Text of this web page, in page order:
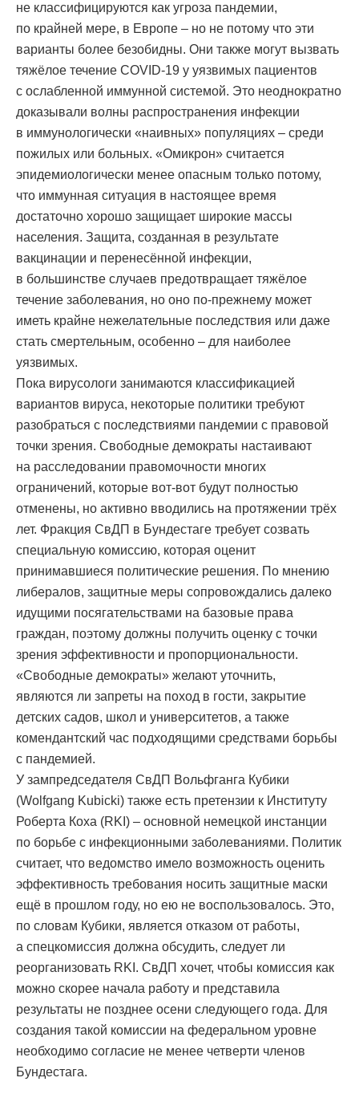
не классифицируются как угроза пандемии,
по крайней мере, в Европе – но не потому что эти
варианты более безобидны. Они также могут вызвать
тяжёлое течение COVID-19 у уязвимых пациентов
с ослабленной иммунной системой. Это неоднократно
доказывали волны распространения инфекции
в иммунологически «наивных» популяциях – среди
пожилых или больных. «Омикрон» считается
эпидемиологически менее опасным только потому,
что иммунная ситуация в настоящее время
достаточно хорошо защищает широкие массы
населения. Защита, созданная в результате
вакцинации и перенесённой инфекции,
в большинстве случаев предотвращает тяжёлое
течение заболевания, но оно по-прежнему может
иметь крайне нежелательные последствия или даже
стать смертельным, особенно – для наиболее
уязвимых.
Пока вирусологи занимаются классификацией
вариантов вируса, некоторые политики требуют
разобраться с последствиями пандемии с правовой
точки зрения. Свободные демократы настаивают
на расследовании правомочности многих
ограничений, которые вот-вот будут полностью
отменены, но активно вводились на протяжении трёх
лет. Фракция СвДП в Бундестаге требует созвать
специальную комиссию, которая оценит
принимавшиеся политические решения. По мнению
либералов, защитные меры сопровождались далеко
идущими посягательствами на базовые права
граждан, поэтому должны получить оценку с точки
зрения эффективности и пропорциональности.
«Свободные демократы» желают уточнить,
являются ли запреты на поход в гости, закрытие
детских садов, школ и университетов, а также
комендантский час подходящими средствами борьбы
с пандемией.
У зампредседателя СвДП Вольфганга Кубики
(Wolfgang Kubicki) также есть претензии к Институту
Роберта Коха (RKI) – основной немецкой инстанции
по борьбе с инфекционными заболеваниями. Политик
считает, что ведомство имело возможность оценить
эффективность требования носить защитные маски
ещё в прошлом году, но ею не воспользовалось. Это,
по словам Кубики, является отказом от работы,
а спецкомиссия должна обсудить, следует ли
реорганизовать RKI. СвДП хочет, чтобы комиссия как
можно скорее начала работу и представила
результаты не позднее осени следующего года. Для
создания такой комиссии на федеральном уровне
необходимо согласие не менее четверти членов
Бундестага.